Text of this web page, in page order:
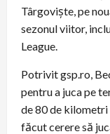
Târgoviște, pe
sezonul viitor,
League.
Potrivit gsp.ro,
pentru a juca pe
de 80 de kilometri
făcut cerere să